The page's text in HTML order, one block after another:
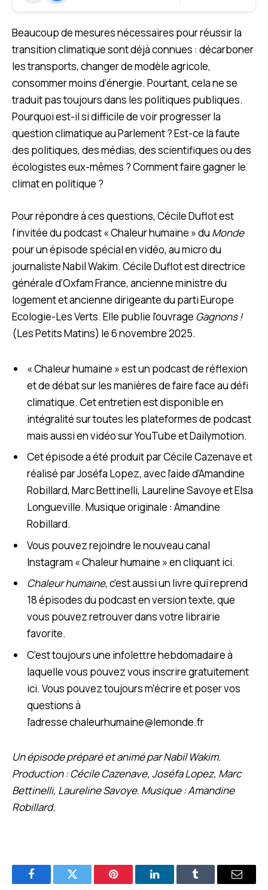
Beaucoup de mesures nécessaires pour réussir la
transition climatique sont déjà connues : décarboner
les transports, changer de modèle agricole,
consommer moins d’énergie. Pourtant, cela ne se
traduit pas toujours dans les politiques publiques.
Pourquoi est-il si difficile de voir progresser la
question climatique au Parlement ? Est-ce la faute
des politiques, des médias, des scientifiques ou des
écologistes eux-mêmes ? Comment faire gagner le
climat en politique ?
Pour répondre à ces questions, Cécile Duflot est
l’invitée du podcast « Chaleur humaine » du Monde
pour un épisode spécial en vidéo, au micro du
journaliste Nabil Wakim. Cécile Duflot est directrice
générale d’Oxfam France, ancienne ministre du
logement et ancienne dirigeante du parti Europe
Ecologie-Les Verts. Elle publie l’ouvrage Gagnons !
(Les Petits Matins) le 6 novembre 2025.
« Chaleur humaine » est un podcast de réflexion
et de débat sur les manières de faire face au défi
climatique. Cet entretien est disponible en
intégralité sur toutes les plateformes de podcast
mais aussi en vidéo sur YouTube et Dailymotion.
Cet épisode a été produit par Cécile Cazenave et
réalisé par Joséfa Lopez, avec l’aide d’Amandine
Robillard, Marc Bettinelli, Laureline Savoye et Elsa
Longueville. Musique originale : Amandine
Robillard.
Vous pouvez rejoindre le nouveau canal
Instagram « Chaleur humaine » en cliquant ici.
Chaleur humaine, c’est aussi un livre qui reprend
18 épisodes du podcast en version texte, que
vous pouvez retrouver dans votre librairie
favorite.
C’est toujours une infolettre hebdomadaire à
laquelle vous pouvez vous inscrire gratuitement
ici. Vous pouvez toujours m’écrire et poser vos
questions à
l’adressechaleurhumaine@lemonde.fr
Un épisode préparé et animé par Nabil Wakim.
Production : Cécile Cazenave, Joséfa Lopez, Marc
Bettinelli, Laureline Savoye. Musique : Amandine
Robillard.
FacebookTwitter Pinterest LinkedInTumblr E-